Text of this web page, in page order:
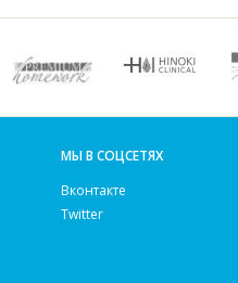
МЫ В СОЦСЕТЯХ
Вконтакте
Twitter